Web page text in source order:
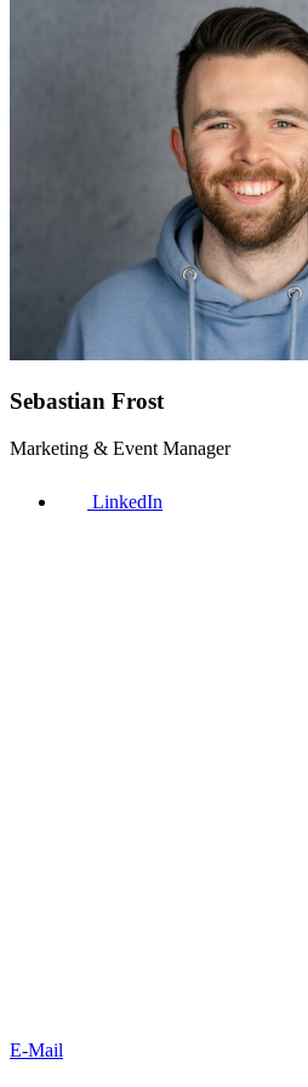
Sebastian Frost
Marketing & Event Manager
LinkedIn
E-Mail